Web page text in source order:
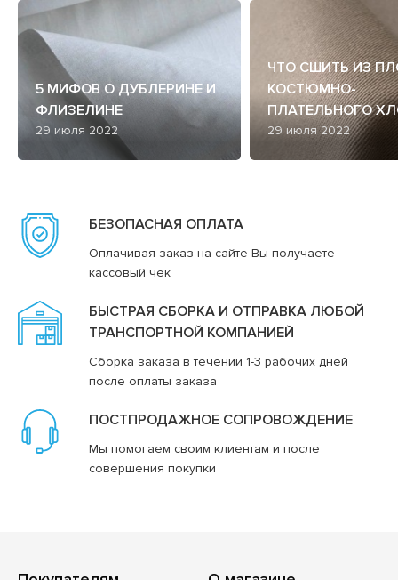
5 МИФОВ О ДУБЛЕРИНЕ И
ФЛИЗЕЛИНЕ
29 июля 2022
ЧТО СШИТЬ ИЗ
КОСТЮМНО-
ПЛАТЕЛЬНОГО
29 июля 2022
БЕЗОПАСНАЯ ОПЛАТА
Оплачивая заказ на сайте Вы получаете
кассовый чек
БЫСТРАЯ СБОРКА И ОТПРАВКА ЛЮБОЙ
ТРАНСПОРТНОЙ КОМПАНИЕЙ
Сборка заказа в течении 1-3 рабочих дней
после оплаты заказа
ПОСТПРОДАЖНОЕ СОПРОВОЖДЕНИЕ
Мы помогаем своим клиентам и после
совершения покупки